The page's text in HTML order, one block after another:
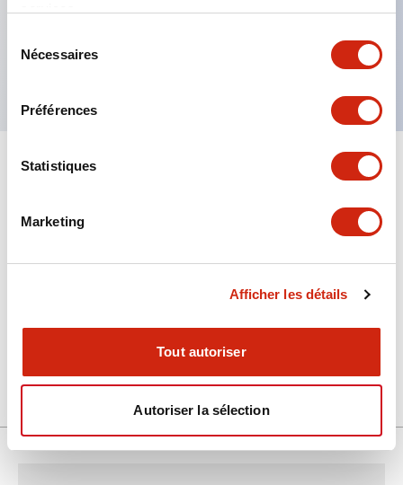
Nécessaires
Préférences
Statistiques
Marketing
Afficher les détails
Tout autoriser
Autoriser la sélection
Le commutateur sélecteur avec clé adopte une
structure à goupille à cylindre haute sécurité
La structure de protection est IP65 (IEC60529)